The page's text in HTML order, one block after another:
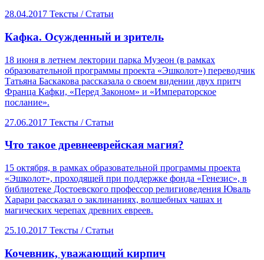
28.04.2017 Тексты /Статьи
​Кафка. Осужденный и зритель
18 июня в летнем лектории парка Музеон (в рамках
образовательной программы проекта «Эшколот») переводчик
Татьяна Баскакова рассказала о своем видении двух притч
Франца Кафки, «Перед Законом» и «Императорское
послание».
27.06.2017 Тексты /Статьи
​Что такое древнееврейская магия?
15 октября, в рамках образовательной программы проекта
«Эшколот», проходящей при поддержке фонда «Генезис», в
библиотеке Достоевского профессор религиоведения Юваль
Харари рассказал о заклинаниях, волшебных чашах и
магических черепах древних евреев.
25.10.2017 Тексты /Статьи
Кочевник, уважающий кирпич